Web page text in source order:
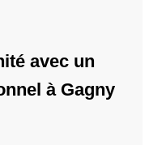
avec un
à Gagny